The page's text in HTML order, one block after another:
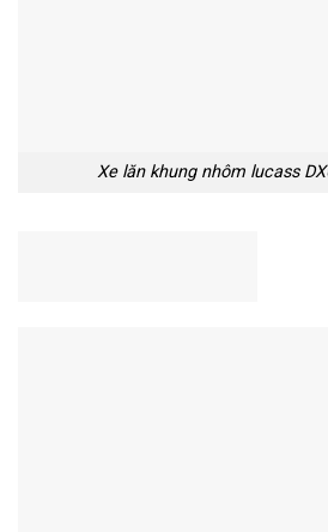
Xe lăn khung nhôm lucass